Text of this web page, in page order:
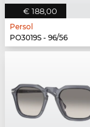
€ 188,00
Persol
PO3019S - 96/56